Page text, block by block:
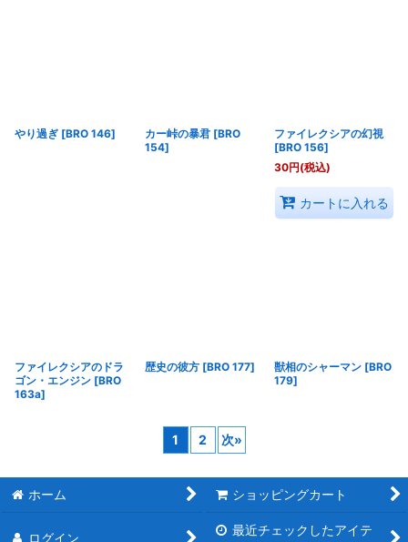
やり過ぎ [BRO 146] カー峠の暴君 [BRO
154]
ファイレクシアの幻視
[BRO 156]
30円(税込)
カートに入れる
ファイレクシアのドラ
ゴン・エンジン [BRO
163a]
歴史の彼方 [BRO 177] 獣相のシャーマン [BRO
179]
1 2 次»
ホーム ショッピングカート
ログイン
最近チェックしたアイテ